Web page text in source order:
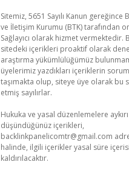
Sitemiz, 5651 Sayılı Kanun
ve İletişim Kurumu (BTK) tarafından
Sağlayıcı olarak hizmet vermektedir.
sitedeki içerikleri proaktif olarak
araştırma yükümlülüğümüz
üyelerimiz yazdıkları içeriklerin
taşımakta olup, siteye üye olarak bu
etmiş sayılırlar.
Hukuka ve yasal düzenlemelere
düşündüğünüz içerikleri,
backlinkpanelicomtr@gmail.com
halinde, ilgili içerikler yasal süre
kaldırılacaktır.